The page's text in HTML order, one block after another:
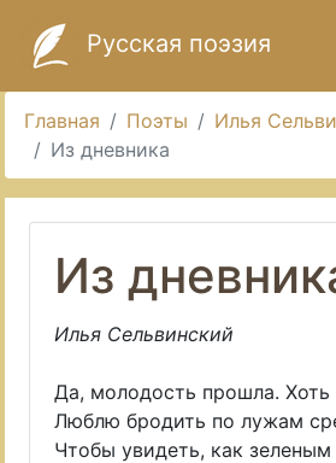
Русская поэзия
Главная Поэты
Илья
Из дневника
Из
Илья Сельвинский
Да, молодость прошла. Хоть
Люблю бродить по лужам
Чтобы увидеть, как